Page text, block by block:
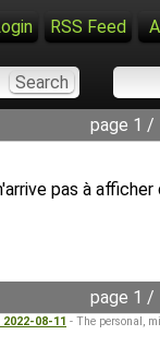
RSS Feed
page 1 /
pas à
page 1 /
08-11 - The personal,